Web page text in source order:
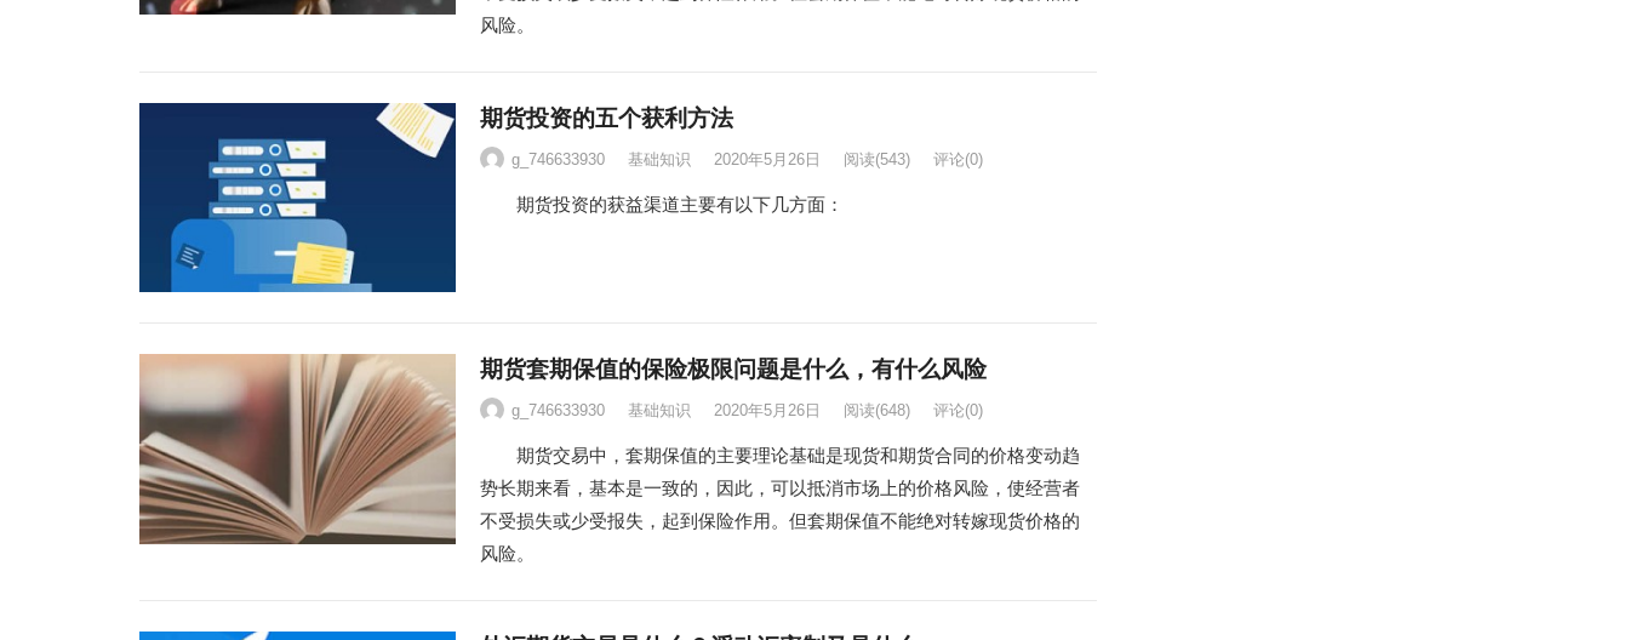
风险。
期货投资的五个获利方法
g_746633930 基础知识 2020年5月26日 阅读(543) 评论(0)
期货投资的获益渠道主要有以下几方面：
期货套期保值的保险极限问题是什么，有什么风险
g_746633930 基础知识 2020年5月26日 阅读(648) 评论(0)
期货交易中，套期保值的主要理论基础是现货和期货合同的价格变动趋
势长期来看，基本是一致的，因此，可以抵消市场上的价格风险，使经营者
不受损失或少受报失，起到保险作用。但套期保值不能绝对转嫁现货价格的
风险。